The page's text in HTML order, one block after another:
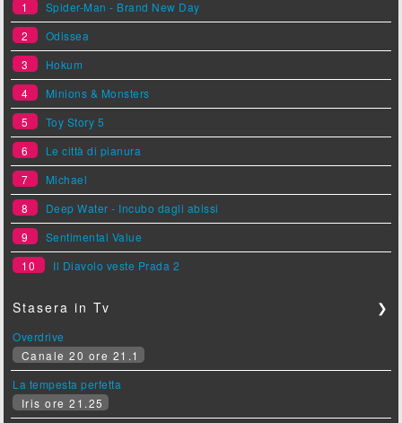
1
Spider-Man - Brand New Day
2
Odissea
3
Hokum
4
Minions & Monsters
5
Toy Story 5
6
Le città di pianura
7
Michael
8
Deep Water - Incubo dagli abissi
9
Sentimental Value
10
Il Diavolo veste Prada 2
Stasera in Tv ❯
Overdrive
Canale 20 ore 21.1
La tempesta perfetta
Iris ore 21.25